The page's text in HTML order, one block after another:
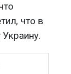
что в